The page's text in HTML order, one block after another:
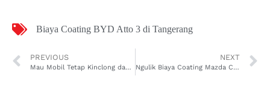
Biaya Coating BYD Atto 3 di Tangerang
PREVIOUS
Mau Mobil Tetap Kinclong dan Awet? Ketahui Biaya Anti Karat Mobil Mazda CX-5 di Jakarta
NEXT
Ngulik Biaya Coating Mazda CX-5 di Tangerang, Biar Mobil Kinclong Tanpa Drama!